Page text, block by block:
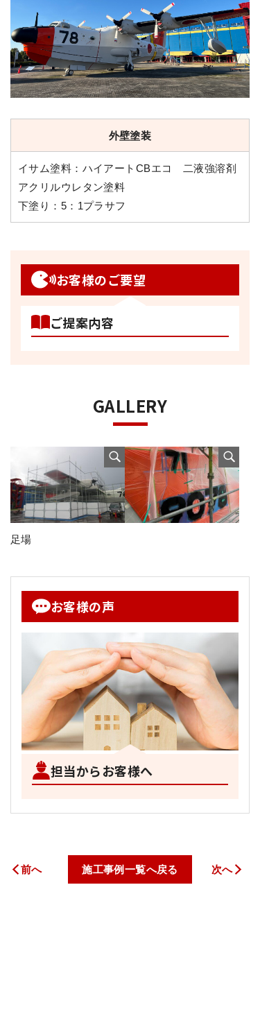
外壁塗装
イサム塗料：ハイアートCBエコ 二液強溶剤
アクリルウレタン塗料
下塗り：5：1プラサフ
お客様のご要望
ご提案内容
GALLERY
足場
お客様の声
担当からお客様へ
前へ 施工事例一覧へ戻る 次へ